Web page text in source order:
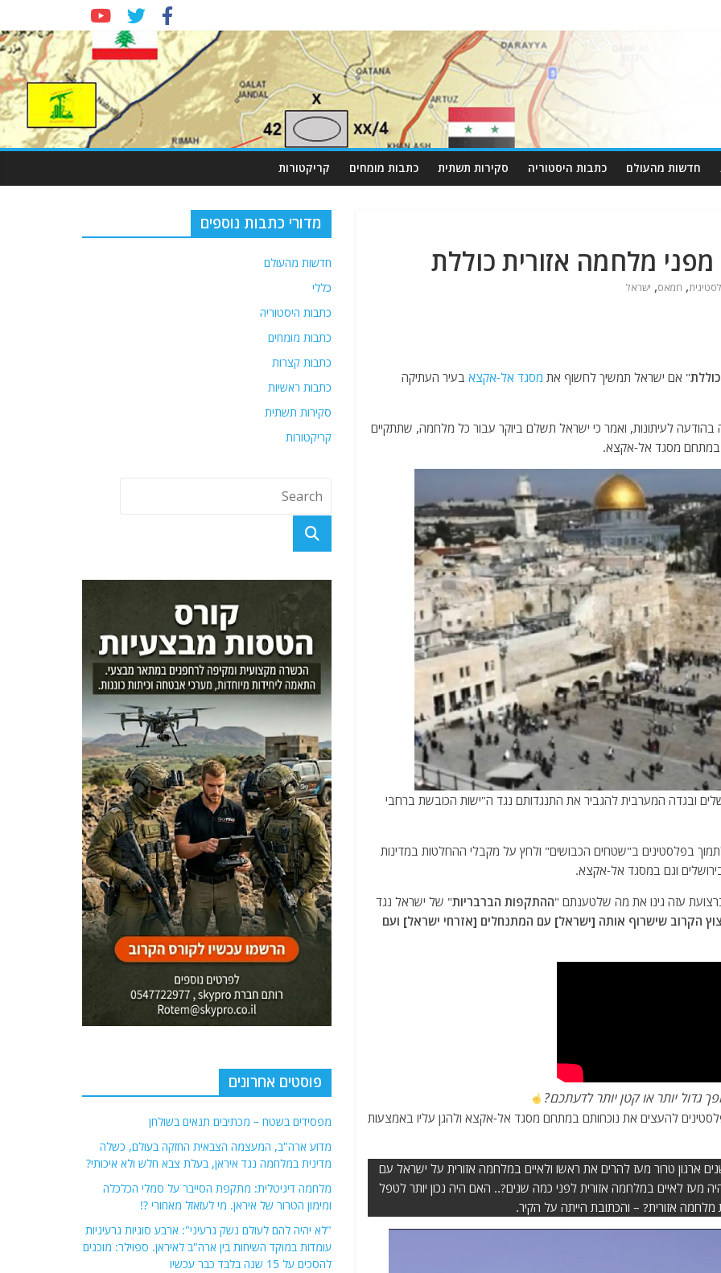
חדשות מהעולם כתבות היסטוריה סקירות תשתית כתבות מומחים קריקטורות
מלחמה אזורית כוללת
, חמאס, ישראל
" אם ישראל תמשיך לחשוף את מסגד אל-אקצא בעיר העתיקה
לעיתונות, ואמר כי ישראל תשלם ביוקר עבור כל מלחמה, שתתקיים
במתחם מסגד אל-אקצא.
ובגדה המערבית להגביר את התנגדותם נגד ה"ישות הכובשת ברחבי
בפלסטינים ב"שטחים הכבושים" ולחץ על מקבלי ההחלטות במדינות
וגם במסגד אל-אקצא.
עזה גינו את מה שלטענתם "ההתקפות הברבריות" של ישראל נגד
הקרוב שישרוף אותה [ישראל] עם המתנחלים [אזרחי ישראל] ועם
להעצים את נוכחותם במתחם מסגד אל-אקצא ולהגן עליו באמצעות
ארגון טרור מעז להרים את ראשו ולאיים במלחמה אזורית על ישראל עם
מעז לאיים במלחמה אזורית לפני כמה שנים?.. האם היה נכון יותר לטפל
מלחמה אזורית? – והכתובת הייתה על הקיר.
מדורי כתבות נוספים
חדשות מהעולם
כללי
כתבות היסטוריה
כתבות מומחים
כתבות קצרות
כתבות ראשיות
סקירות תשתית
קריקטורות
פוסטים אחרונים
מפסידים בשטח – מכתיבים תנאים בשולחן
מדוע ארה"ב, המעצמה הצבאית החזקה בעולם, כשלה
מדינית במלחמה נגד איראן, בעלת צבא חלש ולא איכותי?
מלחמה דיגיטלית: מתקפת הסייבר על סמלי הכלכלה
ומימון הטרור של איראן. מי לעזאזל מאחורי ?!
"לא יהיה להם לעולם נשק גרעיני": ארבע סוגיות גרעיניות
עומדות במוקד השיחות בין ארה"ב לאיראן. ספוילר: מוכנים
להסכים על 15 שנה בלבד כבר עכשיו